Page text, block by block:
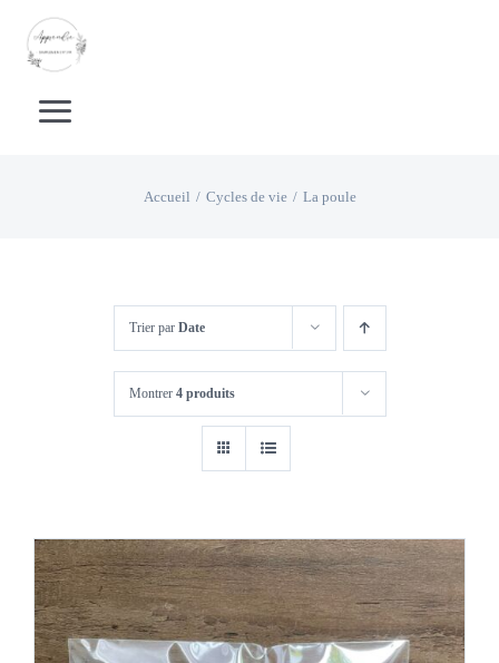
Passer
contenu
Toggle
Boutique supports pédagogiques
Apprentissage de la lecture
Boutique des lutins
Rechercher:
Accueil Cycles de vie La poule
Trier par Date
Montrer 4 produits